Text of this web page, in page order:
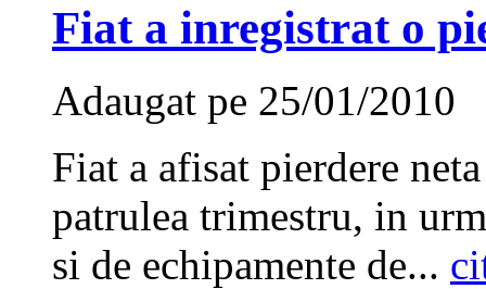
Fiat a inregistrat o
Adaugat pe 25/01/2010
Fiat a afisat pierdere
patrulea trimestru, in
si de echipamente de...